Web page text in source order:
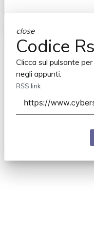
close
Codice
Clicca sul pulsante
negli appunti.
RSS link